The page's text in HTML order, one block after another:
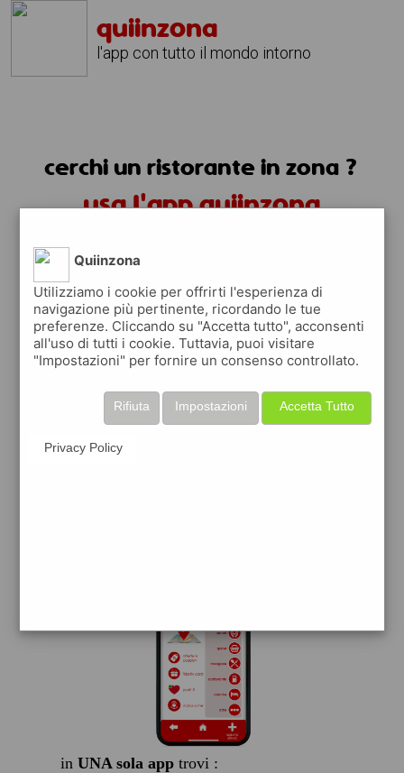
quiinzona
l'app con tutto il mondo intorno
cerchi un ristorante in zona ?
usa l'app quiinzona
ristoranti in zona
trovi i ristoranti più vicino a te e tutti i
posti dove mangiare vicino a te
in UNA sola apptrovi :
Quiinzona
Utilizziamo i cookie per offrirti l'esperienza di
navigazione più pertinente, ricordando le tue
preferenze. Cliccando su "Accetta tutto", acconsenti
all'uso di tutti i cookie. Tuttavia, puoi visitare
"Impostazioni" per fornire un consenso controllato.
Accetta Tutto
Impostazioni
Rifiuta
Privacy Policy